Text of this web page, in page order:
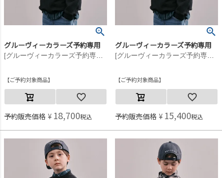
グルーヴィーカラーズ予約専用
[グルーヴィーカラーズ予約専用] ソフトキモウチェック buddy シャツ【9月入荷予定】 8GNグリーン
ご予約対象商品
予約販売価格 ¥ 18,700税込
グルーヴィーカラーズ予約専用
[グルーヴィーカラーズ予約専用] ソフトキモウチェック buddy シャツ【9月入荷予定】 8GNグリーン
ご予約対象商品
予約販売価格 ¥ 15,400税込